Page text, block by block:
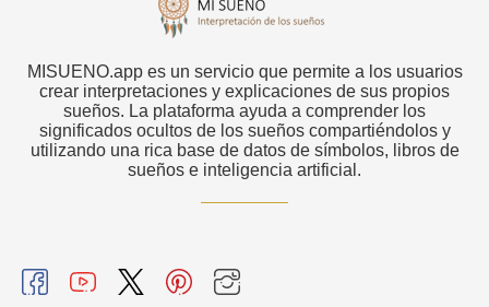
MISUENO.app es un servicio que permite a los usuarios
crear interpretaciones y explicaciones de sus propios
sueños. La plataforma ayuda a comprender los
significados ocultos de los sueños compartiéndolos y
utilizando una rica base de datos de símbolos, libros de
sueños e inteligencia artificial.